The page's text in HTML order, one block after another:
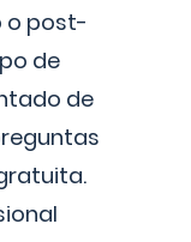
o post-
de
de